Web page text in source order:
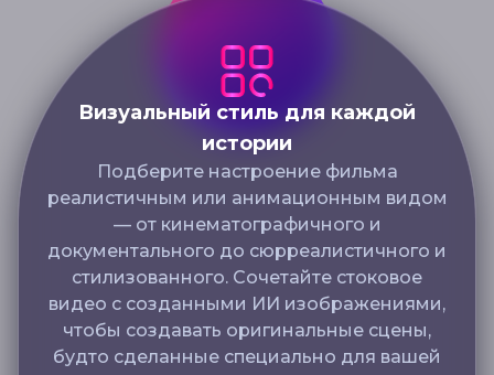
Визуальный стиль для каждой
истории
Подберите настроение фильма
реалистичным или анимационным видом
— от кинематографичного и
документального до сюрреалистичного и
стилизованного. Сочетайте стоковое
видео с созданными ИИ изображениями,
чтобы создавать оригинальные сцены,
будто сделанные специально для вашей